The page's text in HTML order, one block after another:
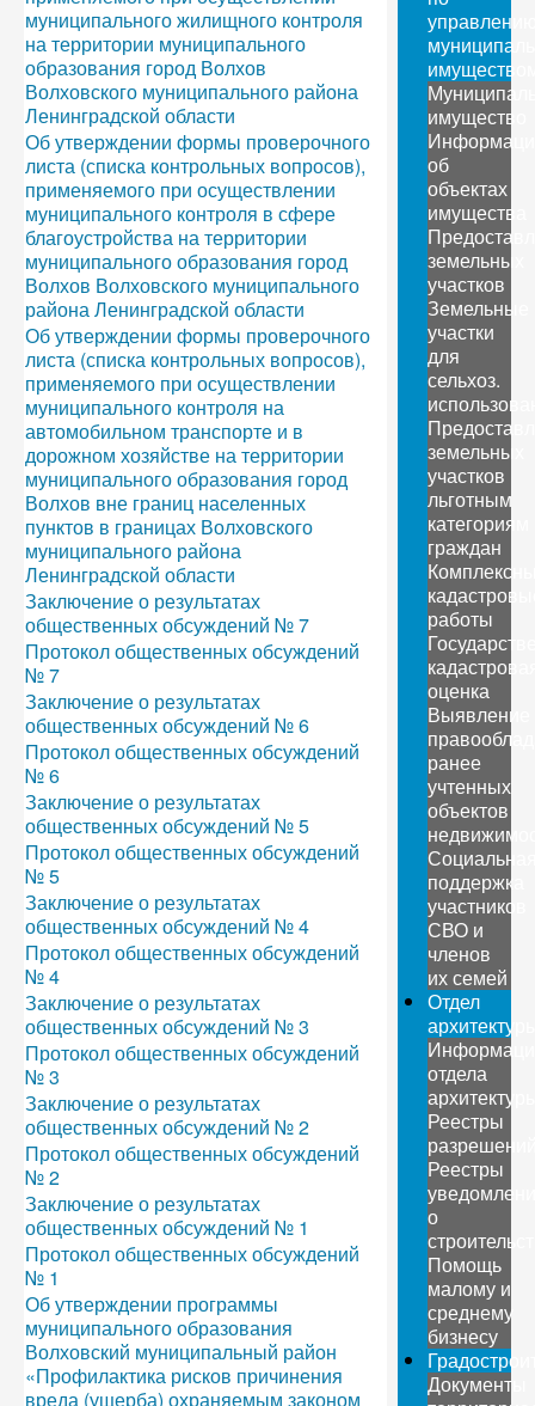
муниципального жилищного контроля
на территории муниципального
образования город Волхов
Волховского муниципального района
Ленинградской области
Об утверждении формы проверочного
листа (списка контрольных вопросов),
применяемого при осуществлении
муниципального контроля в сфере
благоустройства на территории
муниципального образования город
Волхов Волховского муниципального
района Ленинградской области
Об утверждении формы проверочного
листа (списка контрольных вопросов),
применяемого при осуществлении
муниципального контроля на
автомобильном транспорте и в
дорожном хозяйстве на территории
муниципального образования город
Волхов вне границ населенных
пунктов в границах Волховского
муниципального района
Ленинградской области
Заключение о результатах
общественных обсуждений № 7
Протокол общественных обсуждений
№ 7
Заключение о результатах
общественных обсуждений № 6
Протокол общественных обсуждений
№ 6
Заключение о результатах
общественных обсуждений № 5
Протокол общественных обсуждений
№ 5
Заключение о результатах
общественных обсуждений № 4
Протокол общественных обсуждений
№ 4
Заключение о результатах
общественных обсуждений № 3
Протокол общественных обсуждений
№ 3
Заключение о результатах
общественных обсуждений № 2
Протокол общественных обсуждений
№ 2
Заключение о результатах
общественных обсуждений № 1
Протокол общественных обсуждений
№ 1
Об утверждении программы
муниципального образования
Волховский муниципальный район
«Профилактика рисков причинения
вреда (ущерба) охраняемым законом
имущество
об
объектах
имущества
земельных
участков
Земельные
участки
для
сельхоз.
земельных
участков
льготным
категориям
граждан
работы
оценка
Выявление
ранее
учтенных
объектов
поддержка
участников
СВО и
членов
их семей
Отдел
отдела
Реестры
Реестры
о
Помощь
малому и
среднему
бизнесу
Документы